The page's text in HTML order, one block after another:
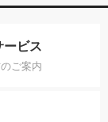
ービス
ご案内